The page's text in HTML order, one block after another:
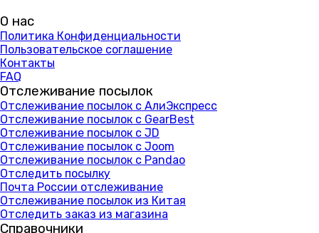
О нас
Политика Конфиденциальности
Пользовательское соглашение
Контакты
FAQ
Отслеживание посылок
Отслеживание посылок с АлиЭкспресс
Отслеживание посылок с GearBest
Отслеживание посылок с JD
Отслеживание посылок с Joom
Отслеживание посылок с Pandao
Отследить посылку
Почта России отслеживание
Отслеживание посылок из Китая
Отследить заказ из магазина
Справочники